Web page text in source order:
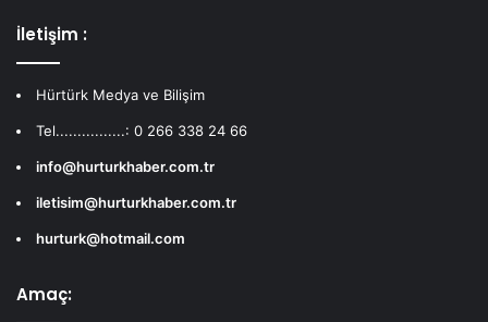
İletişim :
Hürtürk Medya ve Bilişim
Tel................: 0 266 338 24 66
info@hurturkhaber.com.tr
iletisim@hurturkhaber.com.tr
hurturk@hotmail.com
Amaç: